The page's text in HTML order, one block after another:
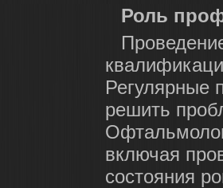
Роль
Регулярные
решить
включая
состояния